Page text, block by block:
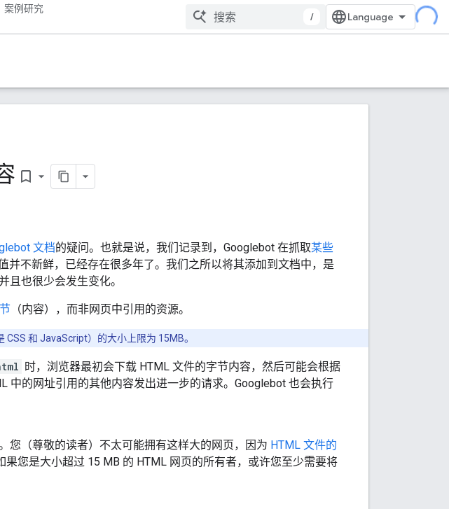
案例研究
/
bookmark_border
文档的疑问。也就是说，我们记录到，Googlebot 在抓取某些
并不新鲜，已经存在很多年了。我们之所以将其添加到文档中，是
且也很少会发生变化。
（内容），而非网页中引用的资源。
和 JavaScript）的大小上限为 15MB。
时，浏览器最初会下载 HTML 文件的字节内容，然后可能会根据
中的网址引用的其他内容发出进一步的请求。Googlebot 也会执行
您（尊敬的读者）不太可能拥有这样大的网页，因为 HTML 文件的
果您是大小超过 15 MB 的 HTML 网页的所有者，或许您至少需要将